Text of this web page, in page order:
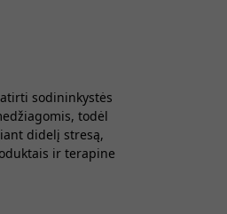
sodininkystės
todėl
didelį stresą,
ir terapine